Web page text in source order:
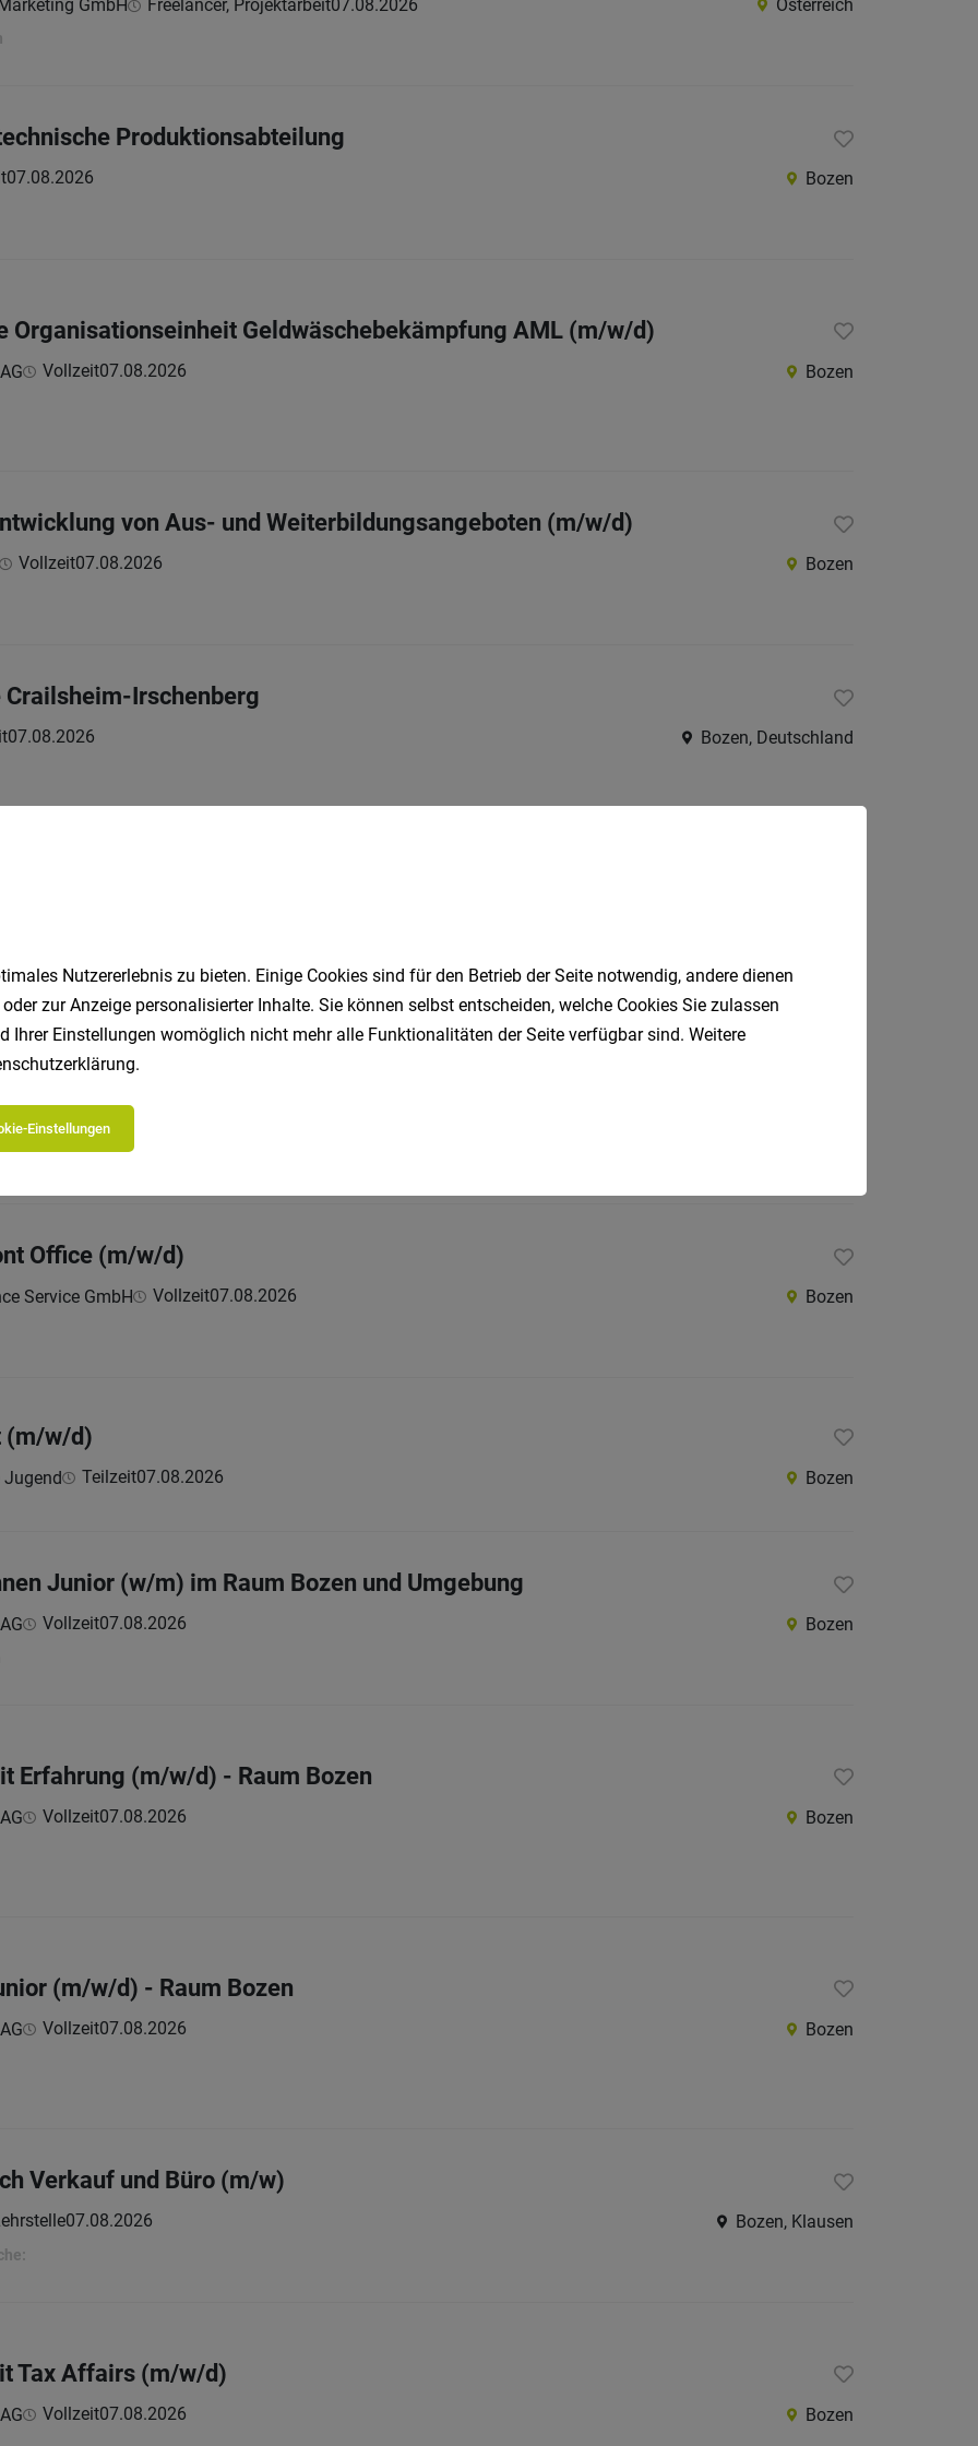
GmbH Freelancer, Projektarbeit07.08.2026 Österreich
Produktionsabteilung
07.08.2026 Bozen
Organisationseinheit Geldwäschebekämpfung AML (m/w/d)
Vollzeit07.08.2026 Bozen
von Aus- und Weiterbildungsangeboten (m/w/d)
Vollzeit07.08.2026 Bozen
Crailsheim-Irschenberg
07.08.2026 Bozen, Deutschland
und Verkehr / Moderation (m/w/d)
Vollzeit07.08.2026
Office (m/w/d)
Service GmbH Vollzeit07.08.2026 Bozen
(m/w/d)
Teilzeit07.08.2026 Bozen
Junior (w/m) im Raum Bozen und Umgebung
Vollzeit07.08.2026 Bozen
Erfahrung (m/w/d) - Raum Bozen
Vollzeit07.08.2026 Bozen
(m/w/d) - Raum Bozen
Vollzeit07.08.2026 Bozen
Verkauf und Büro (m/w)
07.08.2026 Bozen, Klausen
Tax Affairs (m/w/d)
Vollzeit07.08.2026 Bozen
Nutzererlebnis zu bieten. Einige Cookies sind für den Betrieb der Seite notwendig, andere dienen
zur Anzeige personalisierter Inhalte. Sie können selbst entscheiden, welche Cookies Sie zulassen
Ihrer Einstellungen womöglich nicht mehr alle Funktionalitäten der Seite verfügbar sind. Weitere
.
Einstellungen